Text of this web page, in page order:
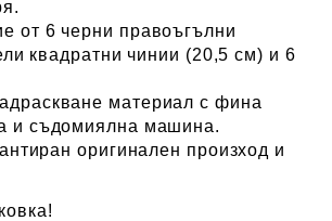
от 6 черни правоъгълни
квадратни чинии (20,5 см) и 6
материал с фина
и съдомиялна машина.
оригинален произход и